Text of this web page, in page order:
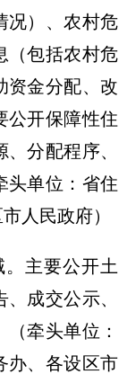
况）、农村危
（包括农村危
资金分配、改
公开保障性住
分配程序、
头单位：省住
人民政府）
主要公开土
成交公示、
牵头单位：
办、各设区市